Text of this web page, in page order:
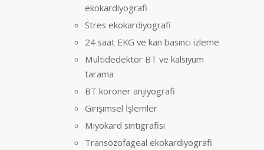
ekokardiyografi
Stres ekokardiyografi
24 saat EKG ve kan basıncı izleme
Multidedektör BT ve kalsiyum
tarama
BT koroner anjiyografi
Girişimsel İşlemler
Miyokard sintigrafisi
Transözofageal ekokardiyografi